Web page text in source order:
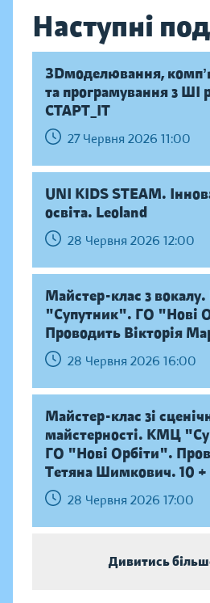
Наступні
ЗDмоделювання,
та програмування з ШІ
СТАРТ_ІТ
27 Червня 2026 11:00
UNI KIDS STEAM.
освіта. Leoland
28 Червня 2026 12:00
Майстер-клас з
"Супутник". ГО "Нові
Проводить Вікторія
28 Червня 2026 16:00
Майстер-клас зі
майстерності. КМЦ
ГО "Нові Орбіти".
Тетяна Шимкович. 10 +
28 Червня 2026 17:00
Дивитись